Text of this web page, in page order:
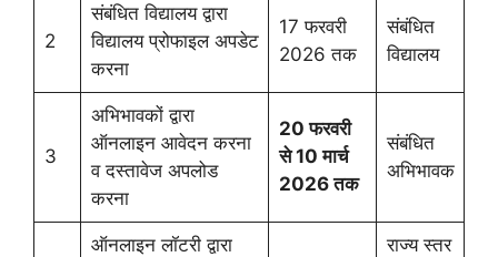
2
संबंधित विद्यालय द्वारा
विद्यालय प्रोफाइल अपडेट
करना
17 फरवरी
2026 तक
संबंधित
विद्यालय
3
अभिभावकों द्वारा
ऑनलाइन आवेदन करना
व दस्तावेज अपलोड
करना
20 फरवरी
से 10 मार्च
2026 तक
संबंधित
अभिभावक
ऑनलाइन लॉटरी द्वारा
राज्य स्तर